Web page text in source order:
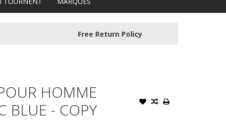
Free Return Policy
HOMME
BLUE - COPY